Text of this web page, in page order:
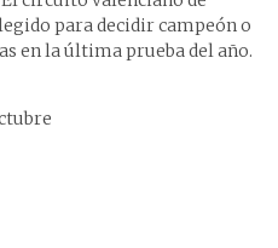
para decidir campeón o
en la última prueba del año.